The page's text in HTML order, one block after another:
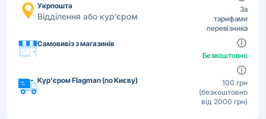
Укрпошта
Відділення або кур’єром
За
тарифами
перевізника
Самовивіз з магазинів
Безкоштовно
Кур'єром Flagman (по Києву)
100 грн
(безкоштовно
від 2000 грн)